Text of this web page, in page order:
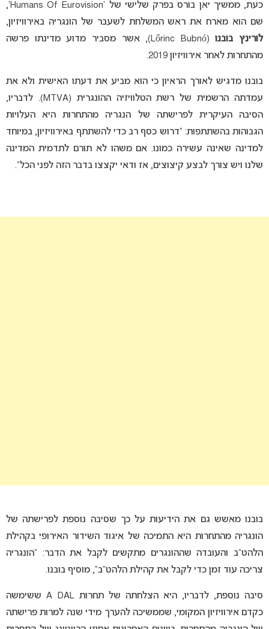
כעת, ממשיך יאן בורס בפרק שלישי של ‘Humans Of Eurovision’,
שם הוא מארח את ראש המשלחת לשעבר של הונגריה באירוויזיון,
לורינץ בובנו
(Lőrinc Bubnó), אשר מסביר מדוע מדינתו פרשה
מהתחרות לאחר אירוויזיון 2019.
בובנו מדגיש לאורך הראיון כי הוא מביע את דעתו האישית ולא את
עמדתה הרשמית של רשת הטלוויזיה ההונגרית (MTVA). לדבריו,
הסיבה העיקרית לפרישתה של הנגריה מהתחרות היא העלויות
הגבוהות בהשתתפות: “דרוש כסף רב כדי להשתתף באירוויזיון, במיוחד
למדינה שאינה עשירה כמונו. אם משהו לא תורם לתדמית המדינה
שלנו ויש צורך לבצע קיצוצים, אז ודאי יקצצו בדבר הזה לפני הכל”.
בובנו מאשש גם את הידיעות על כך שסיבה נוספת לפרישתה של
הונגריה מהתחרות היא התמיכה של איגוד השידור האירופי בקהילת
הלהט”ב והעובדה שההונגרים מתקשים לקבל את הדבר: “הונגריה
צריכה עוד זמן כדי לקבל את קהילת הלהט”ב”, מוסיף בובנו.
סיבה נוספת, לדבריו, היא הצלחתה של תחרות A DAL ששימשה
כקדם אירוויזיון המקומי, שממשיכה להערך מידי שנה למרות פרישתה